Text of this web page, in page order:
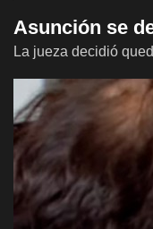
Asunción se
La jueza decidió